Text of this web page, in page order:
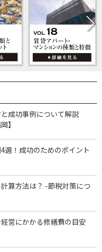
成功事例について解説
】
選！成功のためのポイント
算方法は？ -節税対策につ
営にかかる修繕費の目安